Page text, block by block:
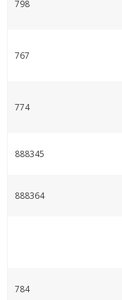
798
767
774
888345
888364
784